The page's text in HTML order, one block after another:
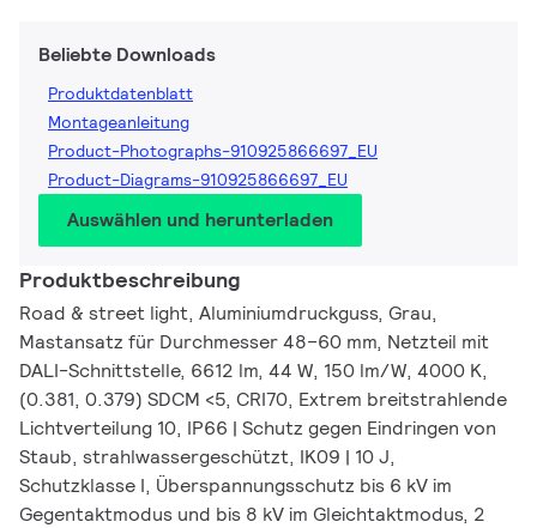
Beliebte Downloads
Produktdatenblatt
Montageanleitung
Product-Photographs-910925866697_EU
Product-Diagrams-910925866697_EU
Auswählen und herunterladen
Produktbeschreibung
Road & street light, Aluminiumdruckguss, Grau,
Mastansatz für Durchmesser 48–60 mm, Netzteil mit
DALI-Schnittstelle, 6612 lm, 44 W, 150 lm/W, 4000 K,
(0.381, 0.379) SDCM <5, CRI70, Extrem breitstrahlende
Lichtverteilung 10, IP66 | Schutz gegen Eindringen von
Staub, strahlwassergeschützt, IK09 | 10 J,
Schutzklasse I, Überspannungsschutz bis 6 kV im
Gegentaktmodus und bis 8 kV im Gleichtaktmodus, 2